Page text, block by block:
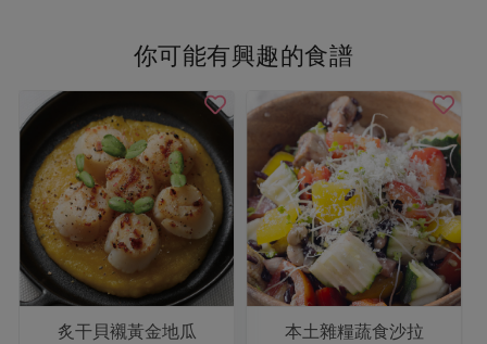
你可能有興趣的食譜
炙干貝襯黃金地瓜 本土雜糧蔬食沙拉